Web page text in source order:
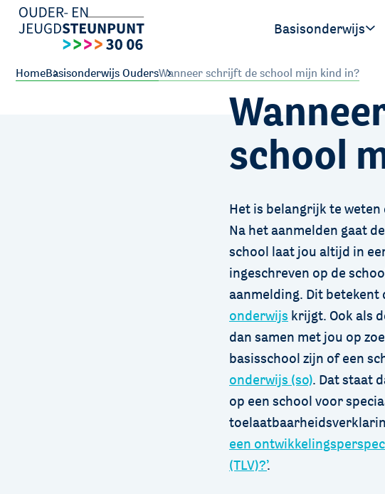
Basisonderwijs
HomeBasisonderwijs OudersWanneer schrijft de school mijn kind in?
school
Het is belangrijk te
Na het aanmelden gaat
school laat jou altijd in
ingeschreven op de
aanmelding. Dit
onderwijs krijgt. Ook als
dan samen met jou op
basisschool zijn of een
onderwijs (so). Dat staat
op een school voor
een
(TLV)?’.